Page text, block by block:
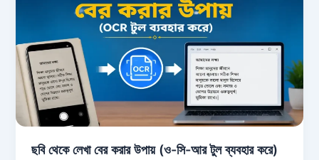
ছবি থেকে লেখা বের করার উপায় (ও-সি-আর টুল ব্যবহার করে)